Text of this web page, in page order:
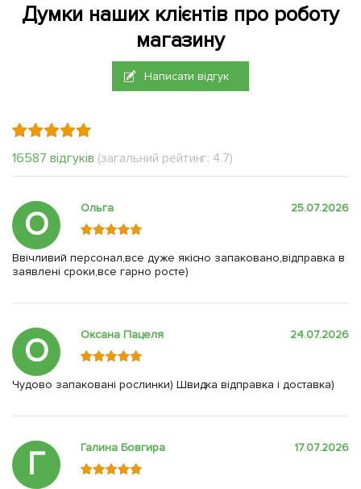
Думки наших клієнтів про роботу
магазину
Написати відгук
16587 відгуків (загальний рейтинг: 4.7)
О Ольга 25.07.2026
Ввічливий персонал,все дуже якісно запаковано,відправка в
заявлені сроки,все гарно росте)
О Оксана Пацеля 24.07.2026
Чудово запаковані рослинки) Швидка відправка і доставка)
Г Галина Бовгира 17.07.2026